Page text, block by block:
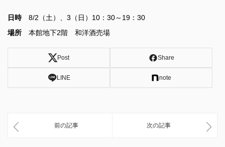
日時 8/2（土）、3（日）10：30～19：30
場所 本館地下2階 和洋酒売場
Post Share
LINE note
前の記事 次の記事